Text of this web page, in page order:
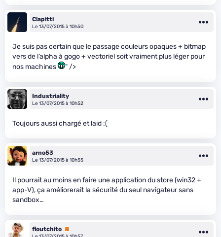
Clapitti
Le 13/07/2015 à 10h50
Je suis pas certain que le passage couleurs opaques + bitmap
vers de l’alpha à gogo + vectoriel soit vraiment plus léger pour
nos machines
" />
Industriality
Le 13/07/2015 à 10h52
Toujours aussi chargé et laid :(
arno53
Le 13/07/2015 à 10h55
Il pourrait au moins en faire une application du store (win32 +
app-V), ça améliorerait la sécurité du seul navigateur sans
sandbox…
floutchito Premium